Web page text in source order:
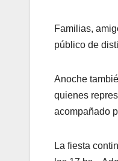
Familias,
público de
Anoche
quienes
acompañado
La fiesta